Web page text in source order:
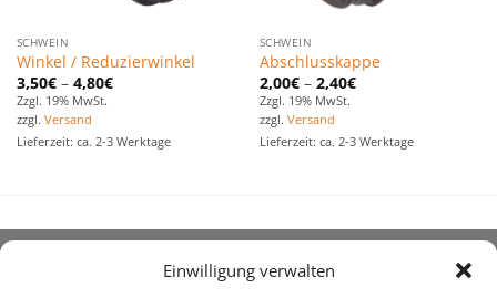
Einwilligung verwalten
SCHWEIN
Winkel / Reduzierwinkel
3,50€– 4,80€
Zzgl. 19% MwSt.
zzgl. Versand
Lieferzeit: ca. 2-3 Werktage
SCHWEIN
Abschlusskappe
2,00€– 2,40€
Zzgl. 19% MwSt.
zzgl. Versand
Lieferzeit: ca. 2-3 Werktage